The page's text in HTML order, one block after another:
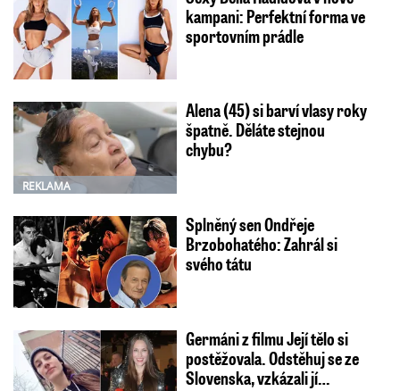
kampani: Perfektní forma ve
sportovním prádle
REKLAMA
Alena (45) si barví vlasy roky
špatně. Děláte stejnou
chybu?
Splněný sen Ondřeje
Brzobohatého: Zahrál si
svého tátu
Germáni z filmu Její tělo si
postěžovala. Odstěhuj se ze
Slovenska, vzkázali jí…